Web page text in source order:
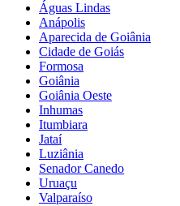
Águas Lindas
Anápolis
Aparecida de Goiânia
Cidade de Goiás
Formosa
Goiânia
Goiânia Oeste
Inhumas
Itumbiara
Jataí
Luziânia
Senador Canedo
Uruaçu
Valparaíso